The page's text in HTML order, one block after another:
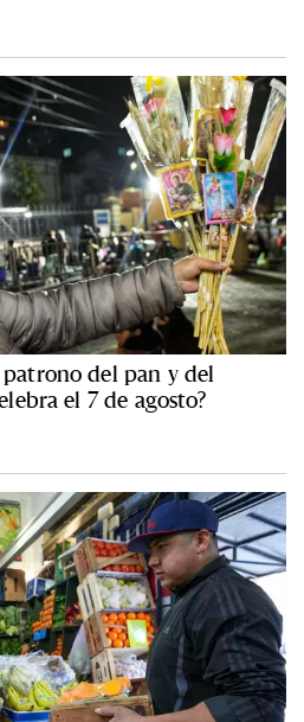
patrono del pan y del
el 7 de agosto?